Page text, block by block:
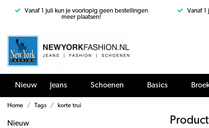
Vanaf 1 juli kun je voorlopig geen bestellingen
meer plaatsen!
Vanaf
Nieuw Jeans Schoenen Basics
Home Tags korte trui
Nieuw